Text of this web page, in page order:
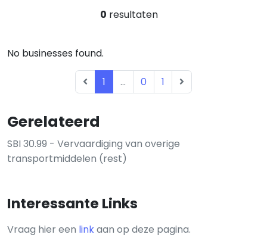
Gerelateerd
SBI 30.99 - Vervaardiging van overige
transportmiddelen (rest)
Interessante Links
Vraag hier een linkaan op deze pagina.
0 resultaten
No businesses found.
1 ... 0 1